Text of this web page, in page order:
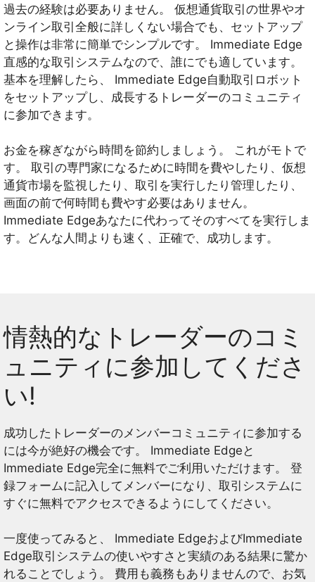
過去の経験は必要ありません。 仮想通貨取引の世界やオ
ンライン取引全般に詳しくない場合でも、セットアップ
と操作は非常に簡単でシンプルです。 Immediate Edge
直感的な取引システムなので、誰にでも適しています。
基本を理解したら、 Immediate Edge自動取引ロボット
をセットアップし、成長するトレーダーのコミュニティ
に参加できます。
お金を稼ぎながら時間を節約しましょう。 これがモトで
す。 取引の専門家になるために時間を費やしたり、仮想
通貨市場を監視したり、取引を実行したり管理したり、
画面の前で何時間も費やす必要はありません。
Immediate Edgeあなたに代わってそのすべてを実行しま
す。どんな人間よりも速く、正確で、成功します。
情熱的なトレーダーのコミ
ュニティに参加してくださ
い!
成功したトレーダーのメンバーコミュニティに参加する
には今が絶好の機会です。 Immediate Edgeと
Immediate Edge完全に無料でご利用いただけます。 登
録フォームに記入してメンバーになり、取引システムに
すぐに無料でアクセスできるようにしてください。
一度使ってみると、 Immediate EdgeおよびImmediate
Edge取引システムの使いやすさと実績のある結果に驚か
れることでしょう。 費用も義務もありませんので、お気